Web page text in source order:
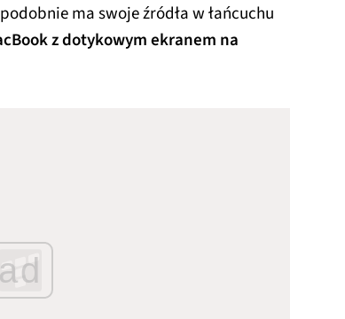
ma swoje źródła w łańcuchu
z dotykowym ekranem na
ad